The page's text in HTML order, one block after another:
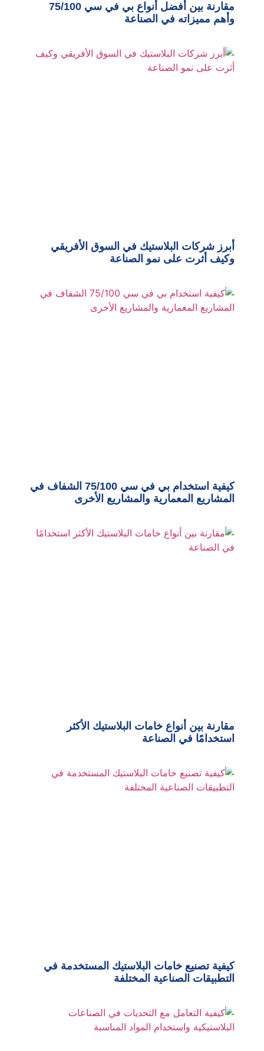
مقارنة بين أفضل أنواع بي في سي 75/100
وأهم مميزاته في الصناعة
أبرز شركات البلاستيك في السوق الأفريقي
وكيف أثرت على نمو الصناعة
كيفية استخدام بي في سي 75/100 الشفاف في
المشاريع المعمارية والمشاريع الأخرى
مقارنة بين أنواع خامات البلاستيك الأكثر
استخدامًا في الصناعة
كيفية تصنيع خامات البلاستيك المستخدمة في
التطبيقات الصناعية المختلفة